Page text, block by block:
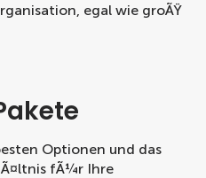
egal wie groÃŸ
Optionen und das
fÃ¼r Ihre